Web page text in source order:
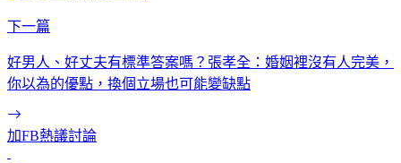
下一篇
好男人、好丈夫有標準答案嗎？張孝全：婚姻裡沒有人完美，
你以為的優點，換個立場也可能變缺點
加FB熱議討論